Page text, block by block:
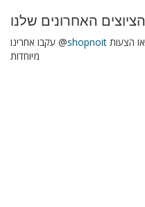
הציוצים האחרונים שלנו
עקבו אחרינו @shopnoit
מיוחדות